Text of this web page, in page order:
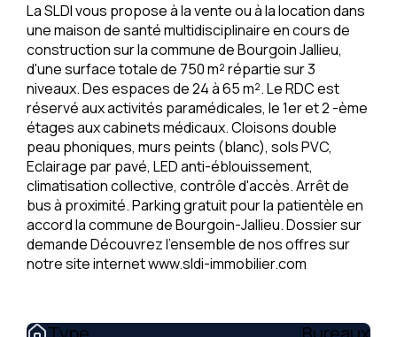
La SLDI vous propose à la vente ou à la location dans
une maison de santé multidisciplinaire en cours de
construction sur la commune de Bourgoin Jallieu,
d'une surface totale de 750 m² répartie sur 3
niveaux. Des espaces de 24 à 65 m². Le RDC est
réservé aux activités paramédicales, le 1er et 2 -ème
étages aux cabinets médicaux. Cloisons double
peau phoniques, murs peints (blanc), sols PVC,
Eclairage par pavé, LED anti-éblouissement,
climatisation collective, contrôle d'accès. Arrêt de
bus à proximité. Parking gratuit pour la patientèle en
accord la commune de Bourgoin-Jallieu. Dossier sur
demande Découvrez l'ensemble de nos offres sur
notre site internet www.sldi-immobilier.com